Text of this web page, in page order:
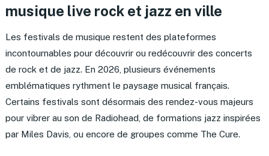
musique live rock et jazz en ville
Les festivals de musique restent des plateformes
incontournables pour découvrir ou redécouvrir des concerts
de rock et de jazz. En 2026, plusieurs événements
emblématiques rythment le paysage musical français.
Certains festivals sont désormais des rendez-vous majeurs
pour vibrer au son de Radiohead, de formations jazz inspirées
par Miles Davis, ou encore de groupes comme The Cure.